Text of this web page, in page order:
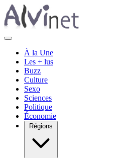
À la Une
Les + lus
Buzz
Culture
Sexo
Sciences
Politique
Économie
Régions